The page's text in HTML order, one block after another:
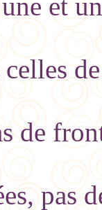
de
pas